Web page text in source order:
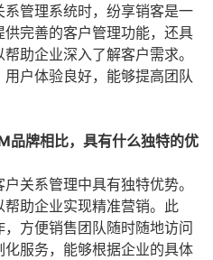
管理系统时，纷享销客是一
完善的客户管理功能，还具
助企业深入了解客户需求。
户体验良好，能够提高团队
品牌相比，具有什么独特的优
关系管理中具有独特优势。
助企业实现精准营销。此
方便销售团队随时随地访问
服务，能够根据企业的具体